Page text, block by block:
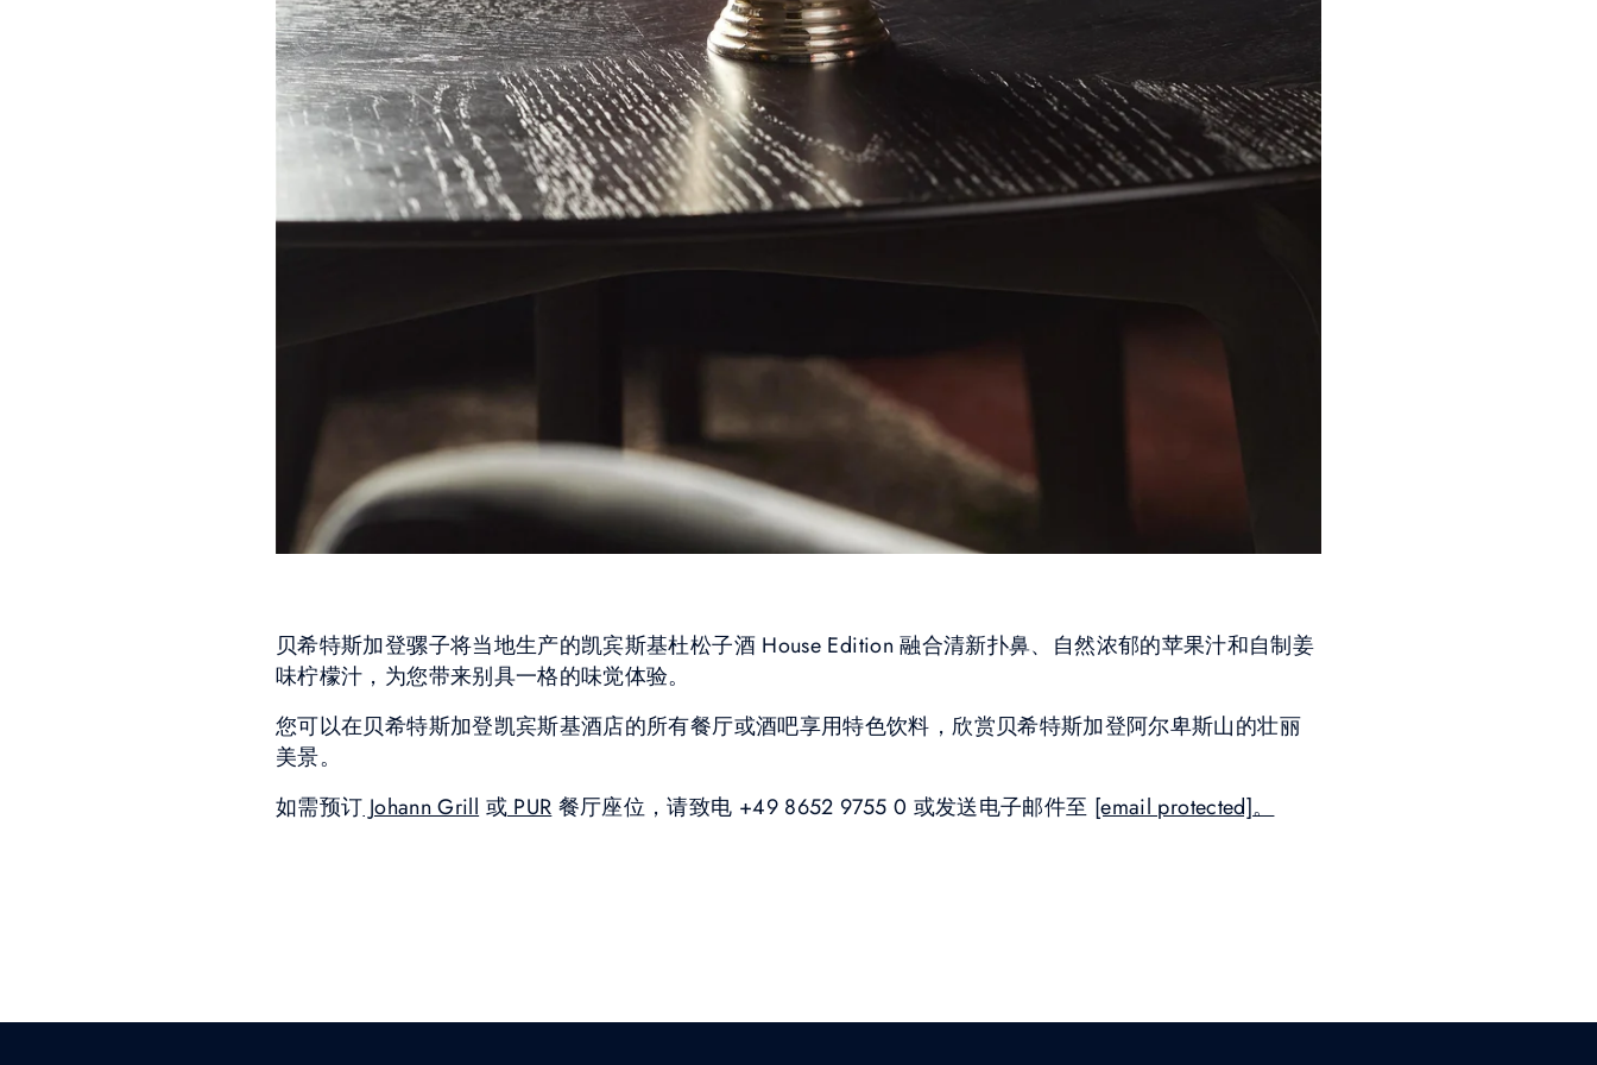
贝希特斯加登骡子将当地生产的凯宾斯基杜松子酒 House Edition 融合清新扑鼻、自然浓郁的苹果汁和自制姜
味柠檬汁，为您带来别具一格的味觉体验。
您可以在贝希特斯加登凯宾斯基酒店的所有餐厅或酒吧享用特色饮料，欣赏贝希特斯加登阿尔卑斯山的壮丽
美景。
如需预订 Johann Grill 或PUR 餐厅座位，请致电 +49 8652 9755 0 或发送电子邮件至 [email protected]。